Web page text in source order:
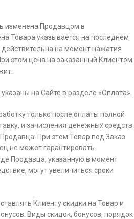
изменена Продавцом в
Товара указывается на последнем
на момент нажатия
этом цена на заказанный Клиентом
на Сайте в разделе «Оплата».
только после оплаты полной
и зачисления денежных средств
При этом Товар под Заказ
не может гарантировать
Продавца, указанную в момент
могут увеличиться сроки
Клиенту скидки на Товар и
Виды скидок, бонусов, порядок